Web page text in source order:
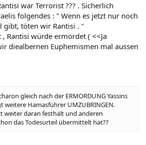
war Terrorist ??? . Sicherlich
folgendes : " Wenn es jetzt nur noch
gibt, töten wir Rantisi . "
Rantisi würde ermordet ( <<Ja
diealbernen Euphemismen mal aussen
gleich nach der ERMORDUNG Yassins
weitere Hamasführer UMZUBRINGEN.
weiter daran festhält und anderen
das Todesurteil übermittelt hat??